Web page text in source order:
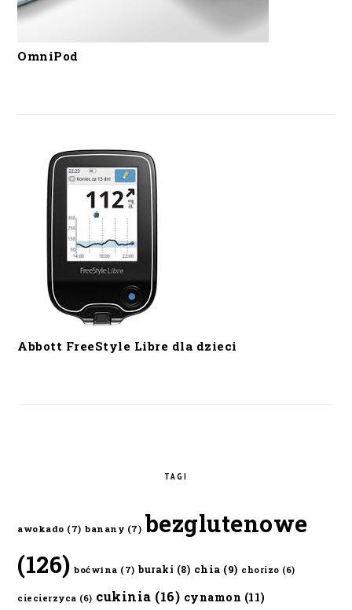
OmniPod
Abbott FreeStyle Libre dla dzieci
TAGI
awokado (7) banany (7) bezglutenowe
(126) boćwina (7) buraki (8) chia (9) chorizo (6)
ciecierzyca (6) cukinia (16) cynamon (11)